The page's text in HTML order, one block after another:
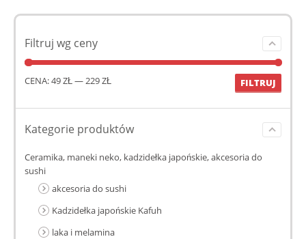
Filtruj wg ceny
FILTRUJ
CENA:49 ZŁ—229 ZŁ
Kategorie produktów
Ceramika, maneki neko, kadzidełka japońskie, akcesoria do
sushi
akcesoria do sushi
Kadzidełka japońskie Kafuh
laka i melamina